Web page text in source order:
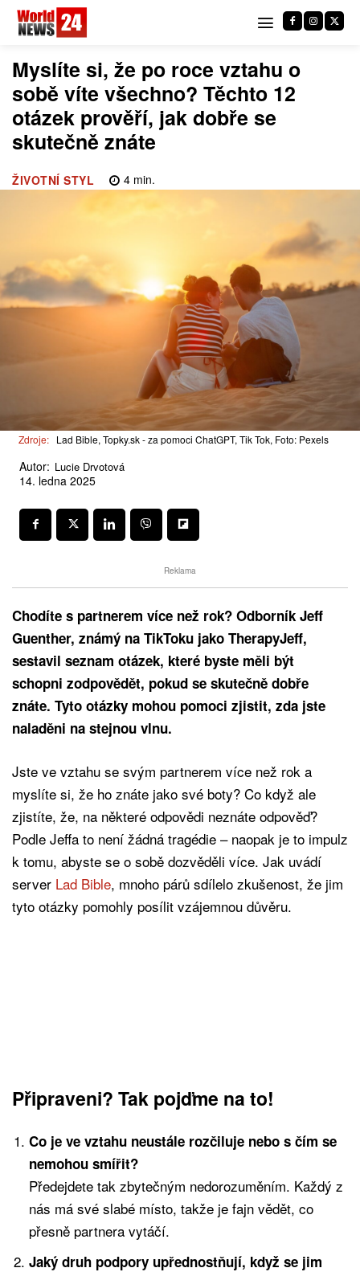
Myslíte si, že po roce vztahu o
sobě víte všechno? Těchto 12
otázek prověří, jak dobře se
skutečně znáte
ŽIVOTNÍ STYL 4 min.
Zdroje: Lad Bible, Topky.sk - za pomoci ChatGPT, Tik Tok, Foto: Pexels
Autor: Lucie Drvotová
14. ledna 2025
Reklama
Chodíte s partnerem více než rok? Odborník Jeff
Guenther, známý na TikToku jako TherapyJeff,
sestavil seznam otázek, které byste měli být
schopni zodpovědět, pokud se skutečně dobře
znáte. Tyto otázky mohou pomoci zjistit, zda jste
naladěni na stejnou vlnu.
Jste ve vztahu se svým partnerem více než rok a
myslíte si, že ho znáte jako své boty? Co když ale
zjistíte, že, na některé odpovědi neznáte odpověď?
Podle Jeffa to není žádná tragédie – naopak je to impulz
k tomu, abyste se o sobě dozvěděli více. Jak uvádí
server Lad Bible, mnoho párů sdílelo zkušenost, že jim
tyto otázky pomohly posílit vzájemnou důvěru.
Připraveni? Tak pojďme na to!
Co je ve vztahu neustále rozčiluje nebo s čím se
nemohou smířit?
Předejdete tak zbytečným nedorozuměním. Každý z
nás má své slabé místo, takže je fajn vědět, co
přesně partnera vytáčí.
Jaký druh podpory upřednostňují, když se jim